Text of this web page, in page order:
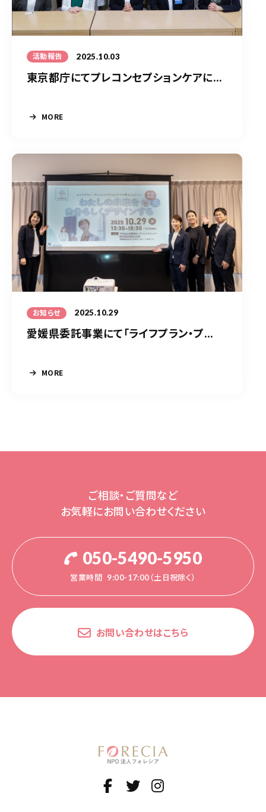
活動報告 2025.10.03
東京都庁にてプレコンセプションケアに...
MORE
お知らせ 2025.10.29
愛媛県委託事業にて「ライフプラン・プ...
MORE
ご相談・ご質問など
お気軽にお問い合わせください
050-5490-5950
営業時間 9:00-17:00（土日祝除く）
お問い合わせはこちら